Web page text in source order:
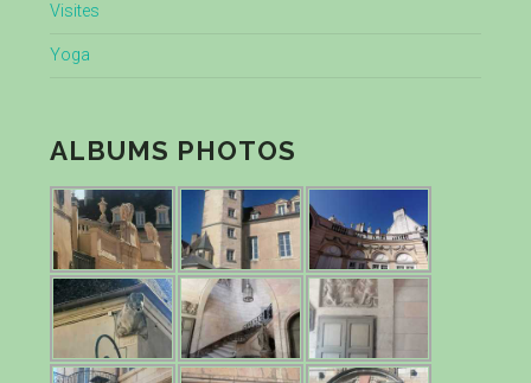
Visites
Yoga
ALBUMS PHOTOS